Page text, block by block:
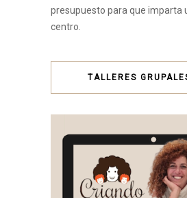
presupuesto para que imparta
centro.
TALLERES